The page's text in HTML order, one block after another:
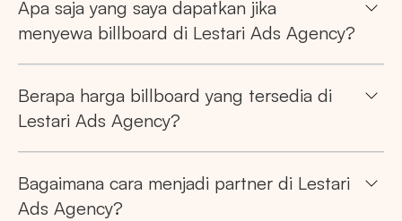
Apa saja yang saya dapatkan jika
menyewa billboard di Lestari Ads Agency?
Berapa harga billboard yang tersedia di
Lestari Ads Agency?
Bagaimana cara menjadi partner di Lestari
Ads Agency?